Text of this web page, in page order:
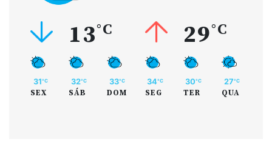
13°C 29°C
31°C
SEX
32°C
SÁB
33°C
DOM
34°C
SEG
30°C
TER
27°C
QUA